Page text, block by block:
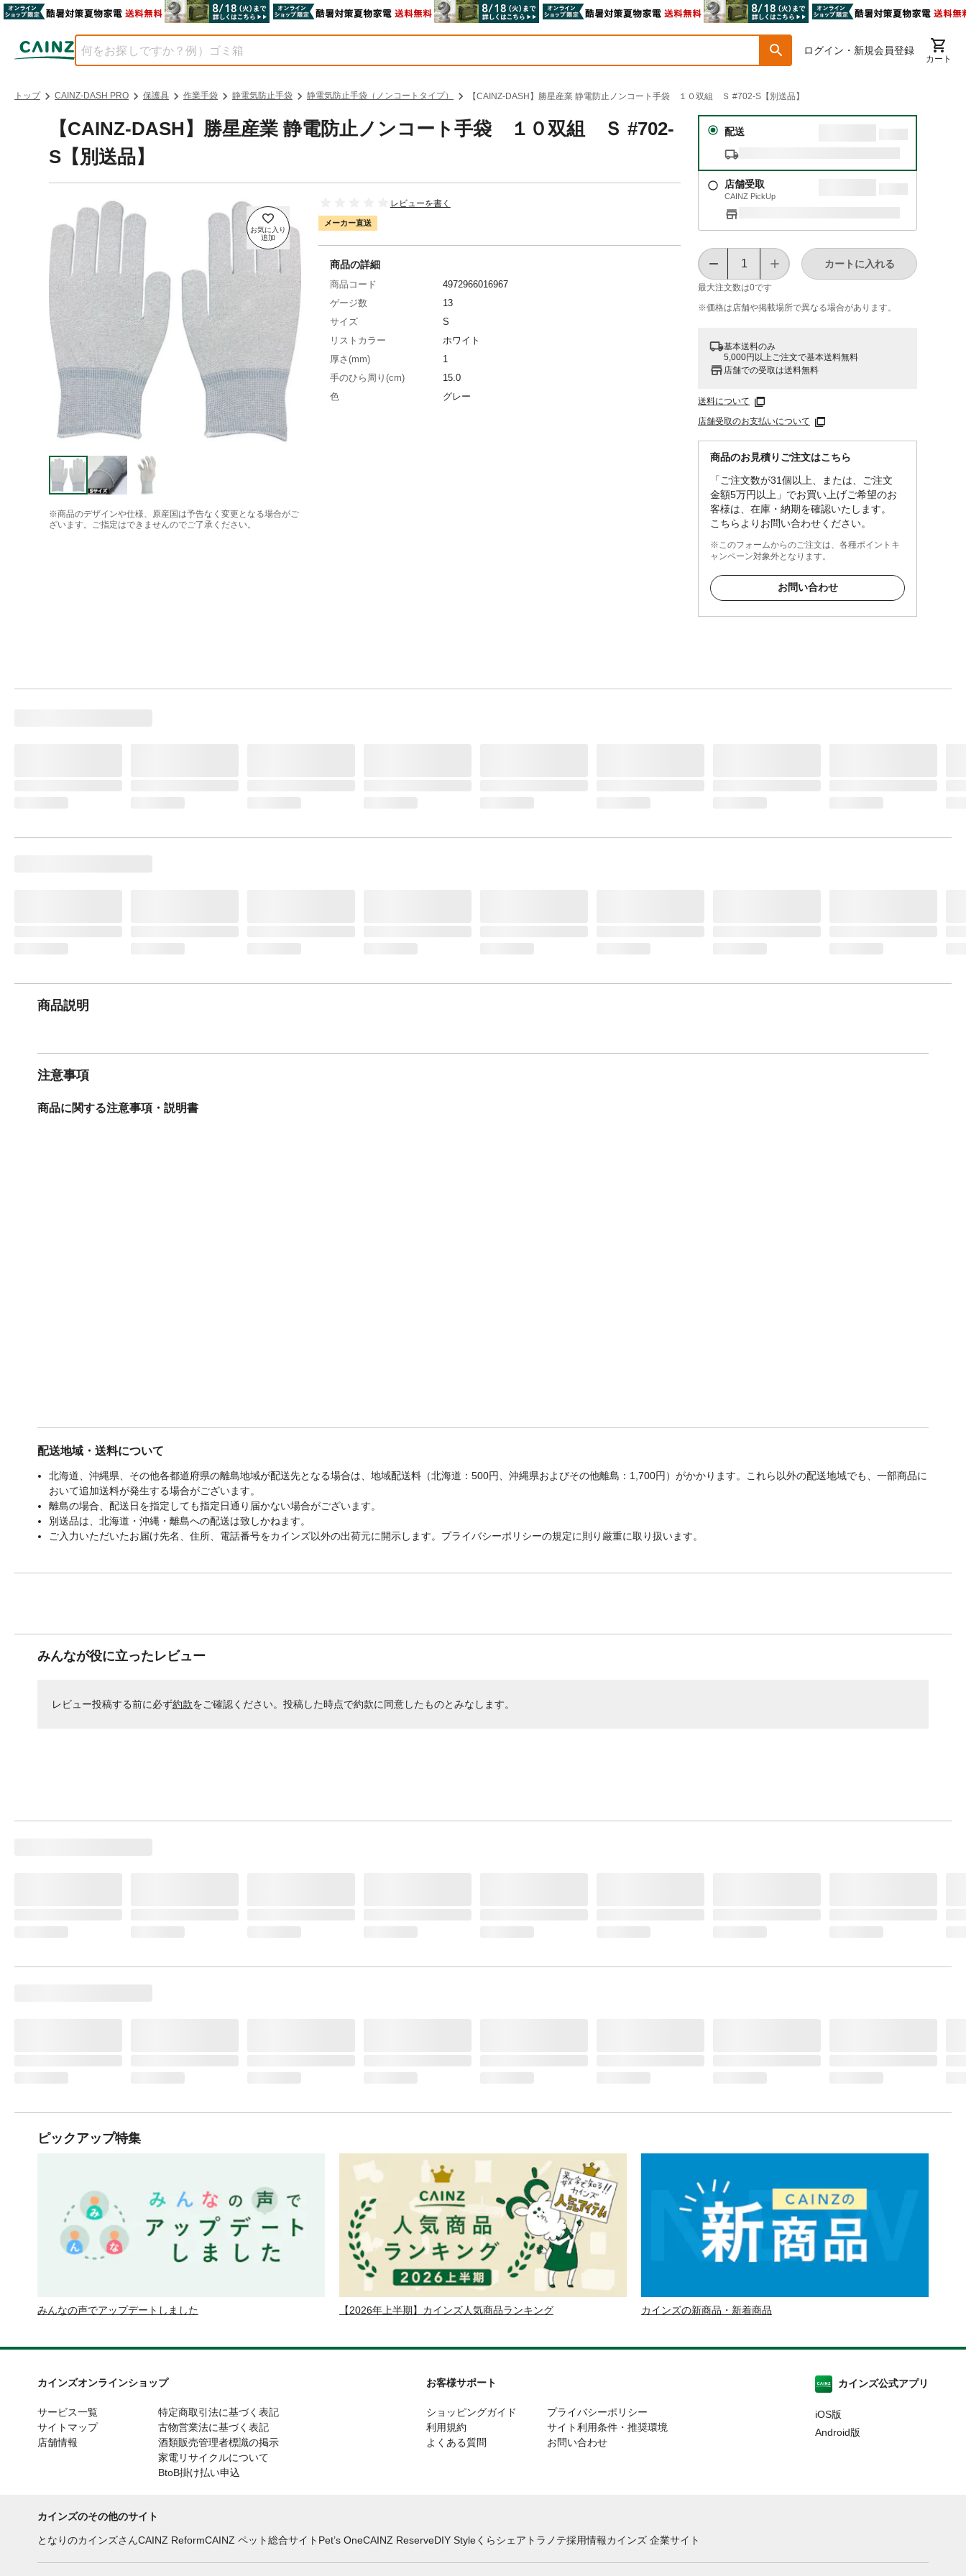
ログイン・新規会員登録
カート
トップ CAINZ-DASH PRO 保護具 作業手袋 静電気防止手袋 静電気防止手袋（ノンコートタイプ） 【CAINZ-DASH】勝星産業 静電防止ノンコート手袋 １０双組 Ｓ #702-S【別送品】
【CAINZ-DASH】勝星産業 静電防止ノンコート手袋 １０双組 Ｓ #702-
S【別送品】
※商品のデザインや仕様、原産国は予告なく変更となる場合がご
ざいます。ご指定はできませんのでご了承ください。
レビューを書く
メーカー直送
配送
店舗受取
CAINZ PickUp
最大注文数は0です
カートに入れる
※価格は​店舗や​掲載場所で​異なる​場合が​あります。
基本送料のみ
5,000円以上ご注文で基本送料無料
店舗での受取は送料無料
送料について
店舗受取のお支払いについて
商品のお見積りご注文はこちら
「ご注文数が31個以上、または、ご注文
金額5万円以上」でお買い上げご希望のお
客様は、在庫・納期を確認いたします。
こちらよりお問い合わせください。
※このフォームからのご注文は、各種ポイントキ
ャンペーン対象外となります。
お問い合わせ
商品の詳細
商品コード
4972966016967
ゲージ数
13
サイズ
S
リストカラー
ホワイト
厚さ(mm)
1
手のひら周り(cm)
15.0
色
グレー
商品説明
注意事項
商品に関する注意事項・説明書
配送地域・送料について
北海道、沖縄県、その他各都道府県の離島地域が配送先となる場合は、地域配送料（北海道：500円、沖縄県およびその他離島：1,700円）がかかります。これら以外の配送地域でも、一部商品に
おいて追加送料が発生する場合がございます。
離島の場合、配送日を指定しても指定日通り届かない場合がございます。
別送品は、北海道・沖縄・離島への配送は致しかねます。
ご入力いただいたお届け先名、住所、電話番号をカインズ以外の出荷元に開示します。プライバシーポリシーの規定に則り厳重に取り扱います。
みんなが役に立ったレビュー
レビュー投稿する前に必ず約款をご確認ください。投稿した時点で約款に同意したものとみなします。
ピックアップ特集
みんなの声でアップデートしました 【2026年上半期】カインズ人気商品ランキング カインズの新商品・新着商品
カインズオンラインショップ
サービス一覧
サイトマップ
店舗情報
特定商取引法に基づく表記
古物営業法に基づく表記
酒類販売管理者標識の掲示
家電リサイクルについて
BtoB掛け払い申込
お客様サポート
ショッピングガイド
利用規約
よくある質問
プライバシーポリシー
サイト利用条件・推奨環境
お問い合わせ
カインズ公式アプリ
iOS版
Android版
カインズのその他のサイト
となりのカインズさんCAINZ ReformCAINZ ペット総合サイト Pet’s OneCAINZ ReserveDIY Styleくらシェア トラノテ採用情報カインズ 企業サイト